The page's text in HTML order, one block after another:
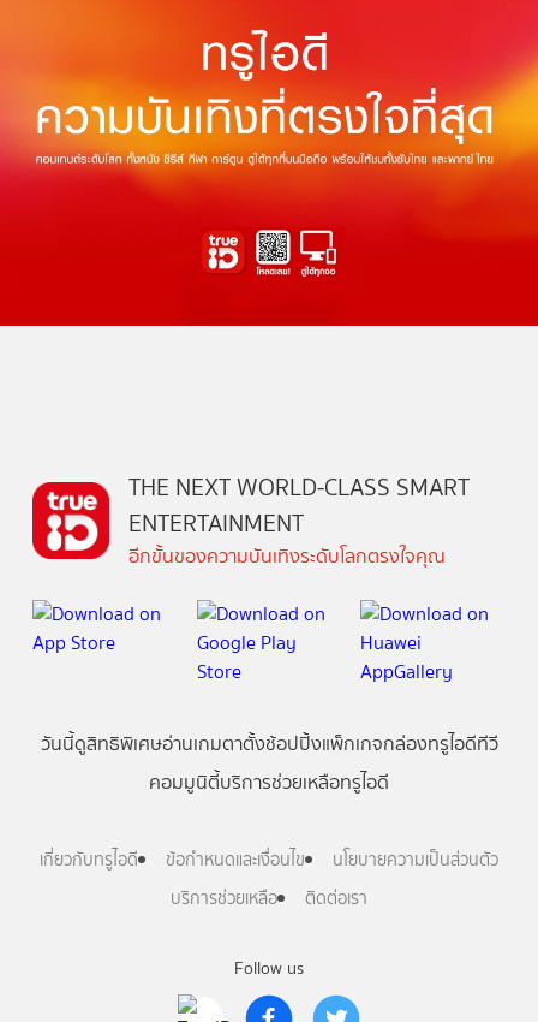
Follow us
THE NEXT WORLD-CLASS SMART
ENTERTAINMENT
อีกขั้นของความบันเทิงระดับโลกตรงใจคุณ
วันนี้ดูสิทธิพิเศษอ่านเกมตาตั้งช้อปปิ้งแพ็กเกจกล่องทรูไอดีทีวี
คอมมูนิตี้บริการช่วยเหลือทรูไอดี
เกี่ยวกับทรูไอดี ข้อกำหนดและเงื่อนไข
นโยบายความเป็นส่วนตัว
บริการช่วยเหลือ
ติดต่อเรา